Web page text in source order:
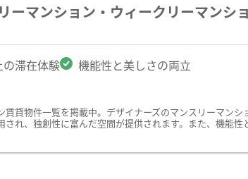
ーマンション・ウィークリーマンシ
の滞在体験 機能性と美しさの両立
貸物件一覧を掲載中。デザイナーズのマンスリーマン
れ、独創性に富んだ空間が提供されます。また、機能